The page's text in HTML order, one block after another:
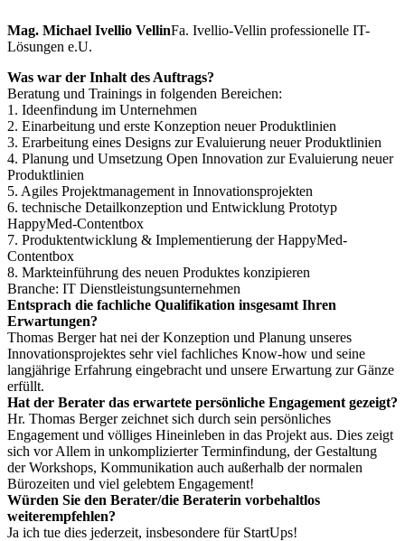
Mag. Michael Ivellio VellinFa. Ivellio-Vellin professionelle IT-
Lösungen e.U.
Was war der Inhalt des Auftrags?
Beratung und Trainings in folgenden Bereichen:
1. Ideenfindung im Unternehmen
2. Einarbeitung und erste Konzeption neuer Produktlinien
3. Erarbeitung eines Designs zur Evaluierung neuer Produktlinien
4. Planung und Umsetzung Open Innovation zur Evaluierung neuer
Produktlinien
5. Agiles Projektmanagement in Innovationsprojekten
6. technische Detailkonzeption und Entwicklung Prototyp
HappyMed-Contentbox
7. Produktentwicklung & Implementierung der HappyMed-
Contentbox
8. Markteinführung des neuen Produktes konzipieren
Branche: IT Dienstleistungsunternehmen
Entsprach die fachliche Qualifikation insgesamt Ihren
Erwartungen?
Thomas Berger hat nei der Konzeption und Planung unseres
Innovationsprojektes sehr viel fachliches Know-how und seine
langjährige Erfahrung eingebracht und unsere Erwartung zur Gänze
erfüllt.
Hat der Berater das erwartete persönliche Engagement gezeigt?
Hr. Thomas Berger zeichnet sich durch sein persönliches
Engagement und völliges Hineinleben in das Projekt aus. Dies zeigt
sich vor Allem in unkomplizierter Terminfindung, der Gestaltung
der Workshops, Kommunikation auch außerhalb der normalen
Bürozeiten und viel gelebtem Engagement!
Würden Sie den Berater/die Beraterin vorbehaltlos
weiterempfehlen?
Ja ich tue dies jederzeit, insbesondere für StartUps!